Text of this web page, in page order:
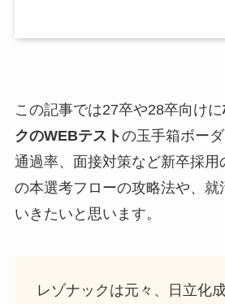
この記事では27卒や28卒向けに
クのWEBテストの玉手箱ボー
通過率、面接対策など新卒採用
の本選考フローの攻略法や、就
いきたいと思います。
レゾナックは元々、日立化